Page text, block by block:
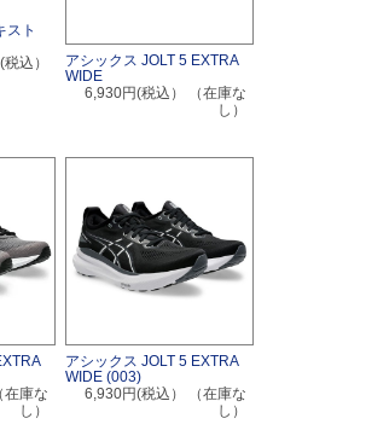
スト
込）
アシックス JOLT 5 EXTRA
WIDE
6,930円(税込）
（在庫な
し）
（在庫な
し）
アシックス JOLT 5 EXTRA
WIDE (003)
6,930円(税込）
（在庫な
し）